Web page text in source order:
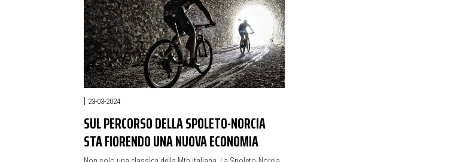
| 23-03-2024
SUL PERCORSO DELLA SPOLETO-NORCIA
STA FIORENDO UNA NUOVA ECONOMIA